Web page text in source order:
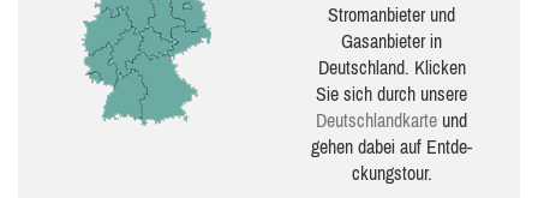
Stromanbieter und
Gasanbieter in
Deutschland. Klicken
Sie sich durch unsere
Deutsch­land­karte und
gehen dabei auf Ent­de­
ckungs­tour.